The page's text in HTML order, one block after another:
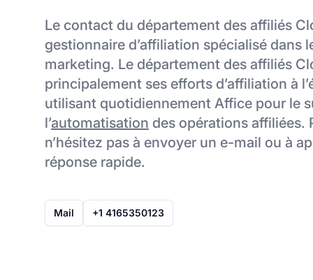
Le contact du département des affiliés
gestionnaire d’affiliation spécialisé dans
marketing. Le département des affiliés
principalement ses efforts d’affiliation à
utilisant quotidiennement Affice pour le
l’automatisation des opérations affiliées.
n’hésitez pas à envoyer un e-mail ou à
réponse rapide.
Mail +1 4165350123